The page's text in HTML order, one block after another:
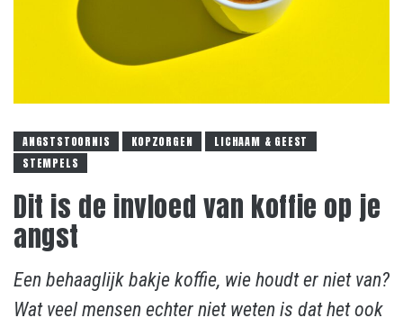
ANGSTSTOORNIS KOPZORGEN
LICHAAM & GEEST
STEMPELS
Dit is de invloed van koffie op je
angst
Een behaaglijk bakje koffie, wie houdt er niet van?
Wat veel mensen echter niet weten is dat het ook